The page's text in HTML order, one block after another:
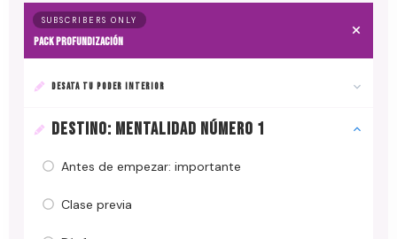
SUBSCRIBERS ONLY
PACK PROFUNDIZACIÓN
DESATA TU PODER INTERIOR
DESTINO: MENTALIDAD NÚMERO 1
Antes de empezar: importante
Clase previa